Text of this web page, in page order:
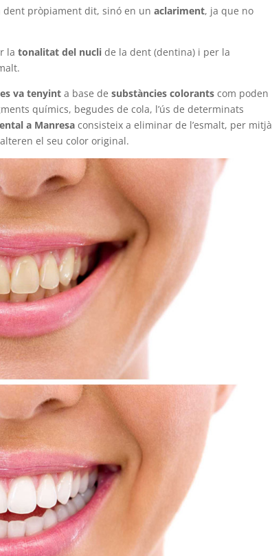
dent pròpiament dit, sinó en unaclariment, ja que no
latonalitat del nucli de la dent (dentina) i per la
va tenyint a base desubstàncies colorants com poden
químics, begudes de cola, l’ús de determinats
a Manresa consisteix a eliminar de l’esmalt, per mitjà
el seu color original.